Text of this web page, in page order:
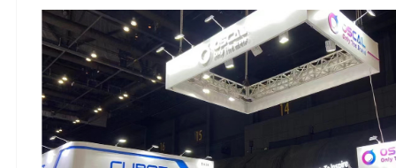
展会营销
卡恩简介
卡恩服务
卡恩工厂
卡恩荣誉
卡恩优势